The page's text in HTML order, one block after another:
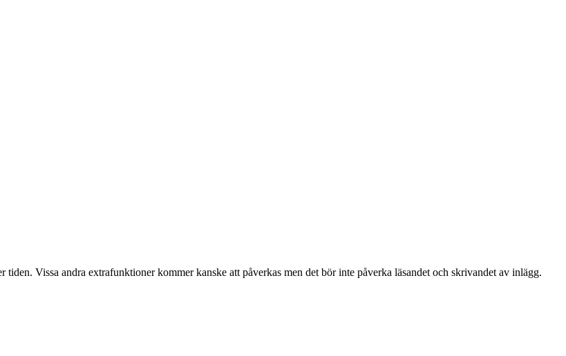
Vissa andra extrafunktioner kommer kanske att påverkas men det bör inte påverka läsandet och skrivandet av inlägg.